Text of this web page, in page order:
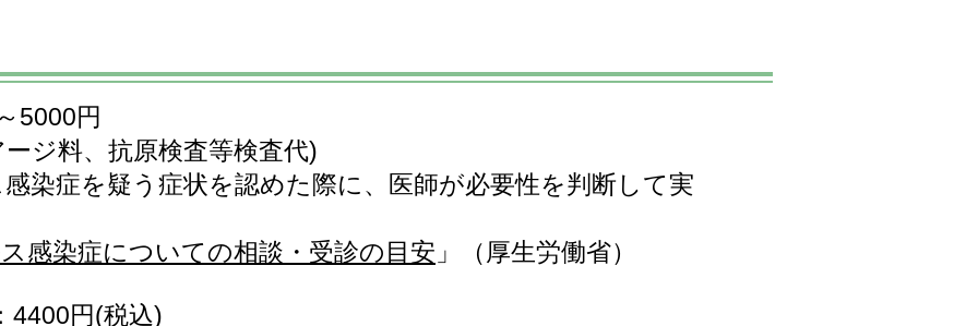
5000円
ジ料、抗原検査等検査代)
染症を疑う症状を認めた際に、医師が必要性を判断して実
感染症についての相談・受診の目安 」（厚生労働省）
4400円(税込)